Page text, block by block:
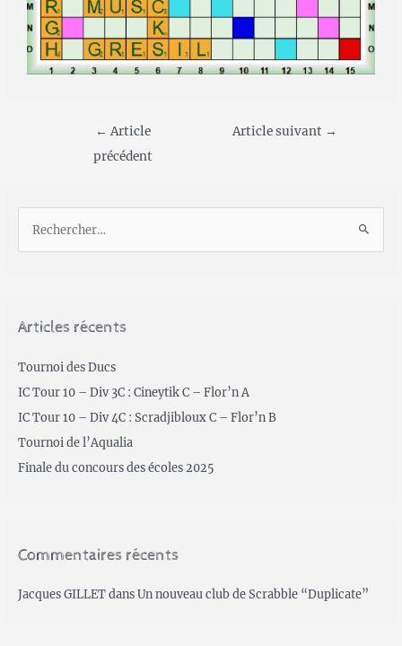
← Article
précédent
Article suivant →
Articles récents
Tournoi des Ducs
IC Tour 10 – Div 3C : Cineytik C – Flor’n A
IC Tour 10 – Div 4C : Scradjibloux C – Flor’n B
Tournoi de l’Aqualia
Finale du concours des écoles 2025
Commentaires récents
Jacques GILLETdansUn nouveau club de Scrabble “Duplicate”